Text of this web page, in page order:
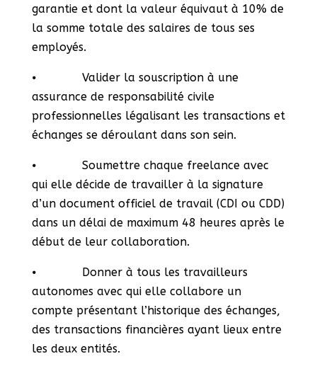
garantie et dont la valeur équivaut à 10% de
la somme totale des salaires de tous ses
employés.
⦁ Valider la souscription à une
assurance de responsabilité civile
professionnelles légalisant les transactions et
échanges se déroulant dans son sein.
⦁ Soumettre chaque freelance avec
qui elle décide de travailler à la signature
d’un document officiel de travail (CDI ou CDD)
dans un délai de maximum 48 heures après le
début de leur collaboration.
⦁ Donner à tous les travailleurs
autonomes avec qui elle collabore un
compte présentant l’historique des échanges,
des transactions financières ayant lieux entre
les deux entités.